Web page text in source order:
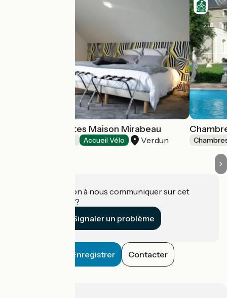
Chambres d'hôtes Maison Mirabeau
Accueil Vélo Verdun
Une information à nous communiquer sur cet
établissement ?
Signaler un problème
Enregistrer Contacter